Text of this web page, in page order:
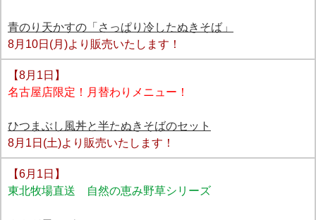
青のり天かすの「さっぱり冷したぬきそば」
8月 10日(月)より販売いたします！
【8月1日】
名古屋店限定！月替わりメニュー！
ひつまぶし風丼と半たぬきそばのセット
8月 1日(土)より販売いたします！
【6月1日】
東北牧場直送 自然の恵み野草シリーズ